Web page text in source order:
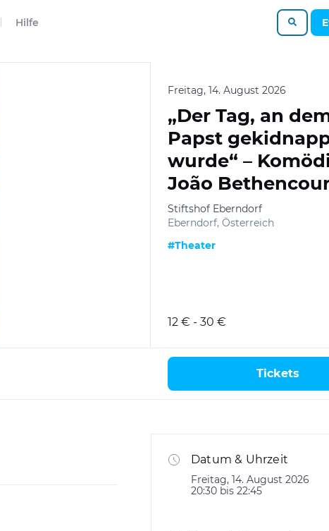
Hilfe
Freitag, 14. August 2026
„Der Tag, an
Papst
wurde“ –
João
Stiftshof Eberndorf
Eberndorf, Österreich
#Theater
12 € - 30 €
Tickets
Datum & Uhrzeit
Freitag, 14. August 2026
20:30 bis 22:45